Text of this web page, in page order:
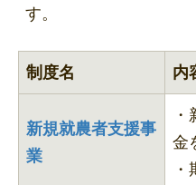
す。
制度名 内
新規就農者支援事
業
金